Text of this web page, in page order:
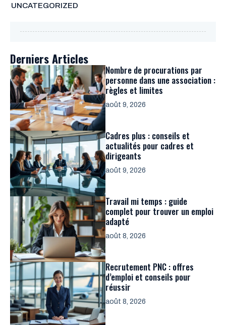
UNCATEGORIZED
Derniers Articles
Nombre de procurations par
personne dans une association :
règles et limites
août 9, 2026
Cadres plus : conseils et
actualités pour cadres et
dirigeants
août 9, 2026
Travail mi temps : guide
complet pour trouver un emploi
adapté
août 8, 2026
Recrutement PNC : offres
d’emploi et conseils pour
réussir
août 8, 2026